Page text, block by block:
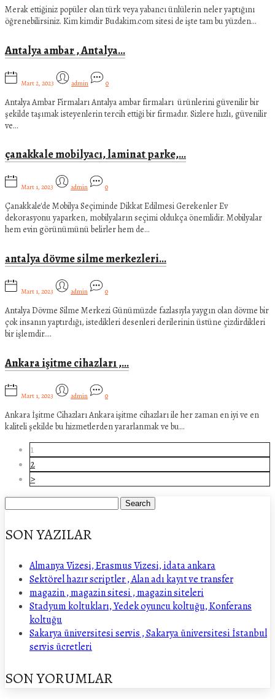
Merak ettiğiniz popüler olan türk veya yabancı ünlülerin neler yaptığını
öğrenebilirsiniz. Kim kimdir Budakim.com sitesi de işte tam bu yüzden…
Antalya ambar , Antalya…
Mart 2, 2023 admin 0
Antalya Ambar Firmaları Antalya ambar firmaları ürünlerini güvenilir bir
şekilde taşımak isteyenlerin tercih ettiği bir firmadır. Sizlere hızlı, güvenilir
ve…
çanakkale mobilyacı, laminat parke,…
Mart 1, 2023 admin 0
Çanakkale'de Mobilya Seçiminde Dikkat Edilmesi Gerekenler Ev
dekorasyonu yaparken, mobilyaların seçimi oldukça önemlidir. Mobilyalar
hem evin görünümünü belirler hem de…
antalya dövme silme merkezleri…
Mart 1, 2023 admin 0
Antalya Dövme Silme Merkezi Günümüzde fazlasıyla yaygın olan dövme bir
çok insanın yaptırdığı, istedikleri desenleri derilerinin üstüne çizdirdikleri
bir işlemdir.…
Ankara işitme cihazları ,…
Mart 1, 2023 admin 0
Ankara İşitme Cihazları Ankara işitme cihazları ile her zaman en iyi ve en
kaliteli şekilde bu hizmetlerden yararlanmak ve bu…
1
2
>
SON YAZILAR
Almanya Vizesi, Erasmus Vizesi, idata ankara
Sektörel hazır scriptler , Alan adı kayıt ve transfer
magazin , magazin sitesi , magazin siteleri
Stadyum koltukları, Yedek oyuncu koltuğu, Konferans
koltuğu
Sakarya üniversitesi servis , Sakarya üniversitesi İstanbul
servis ücretleri
SON YORUMLAR